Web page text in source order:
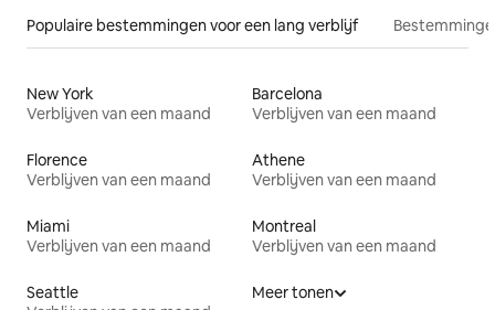
Populaire bestemmingen voor een lang verblijf
New York
Verblijven van een maand
Barcelona
Verblijven van een maand
Florence
Verblijven van een maand
Athene
Verblijven van een maand
Miami
Verblijven van een maand
Montreal
Verblijven van een maand
Seattle
Meer tonen